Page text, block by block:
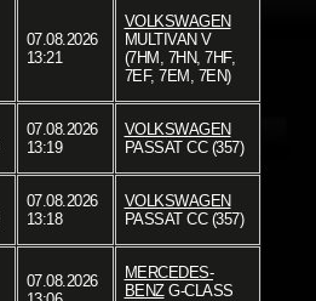
07.08.2026
13:21
VOLKSWAGEN
MULTIVAN V
(7HM, 7HN, 7HF,
7EF, 7EM, 7EN)
07.08.2026
13:19
VOLKSWAGEN
PASSAT CC (357)
07.08.2026
13:18
VOLKSWAGEN
PASSAT CC (357)
07.08.2026
MERCEDES-
BENZG-CLASS